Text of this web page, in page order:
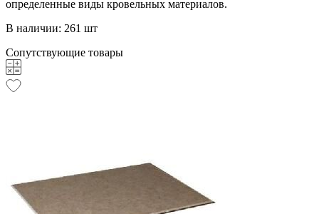
определенные виды кровельных материалов.
В наличии: 261 шт
Сопутствующие товары